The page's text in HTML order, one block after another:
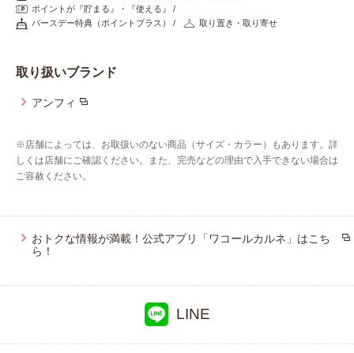
メールニュース登録
よくあるご質問
ポイントが『貯まる』・『使える』
バースデー特典（ポイントプラス）
取り置き・取り寄せ
取り扱いブランド
アンフィ
※店舗によっては、お取扱いのない商品（サイズ・カラー）もあります。詳
しくは店舗にご確認ください。また、完売などの理由で入手できない場合は
ご容赦ください。
おトクな情報が満載！公式アプリ「ワコールカルネ」はこち
ら！
LINE